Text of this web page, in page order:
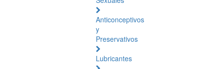
Anticonceptivos
y
Preservativos
Lubricantes